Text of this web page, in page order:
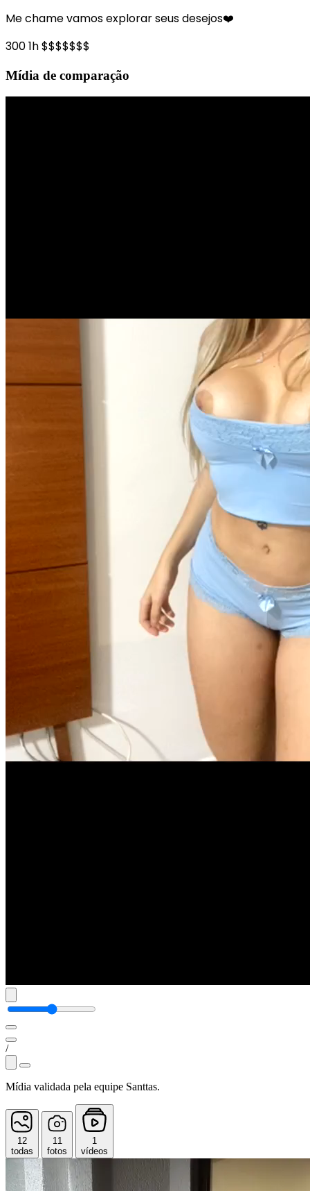
Me chame vamos explorar seus desejos❤️
300 1h $$$$$$$
Mídia de comparação
/
Mídia validada pela equipe Santtas.
12
todas
11
fotos
1
vídeos